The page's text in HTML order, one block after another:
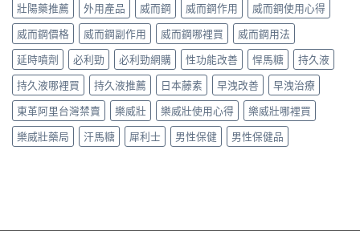
壯陽藥推薦
外用產品 威而鋼 威而鋼作用
威而鋼使用心得
威而鋼價格
威而鋼副作用 威而鋼哪裡買
威而鋼用法
延時噴劑
必利勁 必利勁網購 性功能改善 悍馬糖
持久液
持久液哪裡買
持久液推薦 日本藤素 早洩改善
早洩治療
東革阿里台灣禁賣
樂威壯 樂威壯使用心得
樂威壯哪裡買
樂威壯藥局
汗馬糖 犀利士 男性保健 男性保健品